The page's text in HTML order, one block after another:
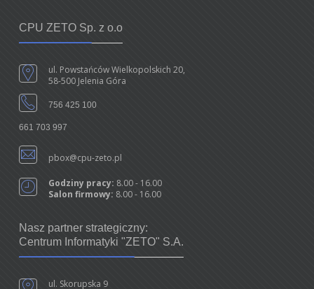
CPU ZETO Sp. z o.o
ul. Powstańców Wielkopolskich 20,
58-500 Jelenia Góra
756 425 100
661 703 997
pbox@cpu-zeto.pl
Godziny pracy: 8.00 - 16.00
Salon firmowy: 8.00 - 16.00
Nasz partner strategiczny:
Centrum Informatyki "ZETO" S.A.
ul. Skorupska 9